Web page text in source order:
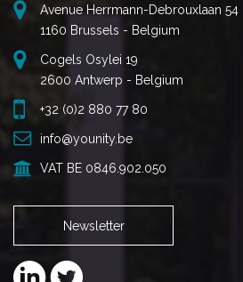
Avenue Herrmann-Debrouxlaan 54
1160 Brussels - Belgium
Cogels Osylei 19
2600 Antwerp - Belgium
+32 (0)2 880 77 80
info@younity.be
VAT BE 0846.902.050
Newsletter